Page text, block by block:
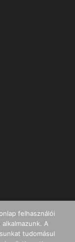
felhasználói
A
tudomásul